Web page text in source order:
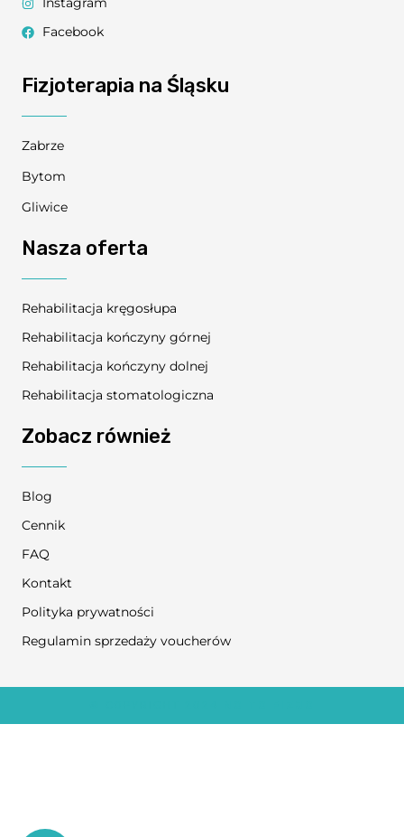
Facebook
Fizjoterapia na Śląsku
Zabrze
Bytom
Gliwice
Nasza oferta
Rehabilitacja kręgosłupa
Rehabilitacja kończyny górnej
Rehabilitacja kończyny dolnej
Rehabilitacja stomatologiczna
Zobacz również
Blog
Cennik
FAQ
Kontakt
Polityka prywatności
Regulamin sprzedaży voucherów